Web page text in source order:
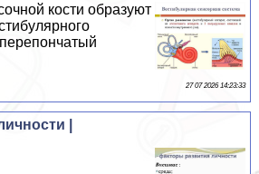
кости образуют
27 07 2026 14:23:33
|